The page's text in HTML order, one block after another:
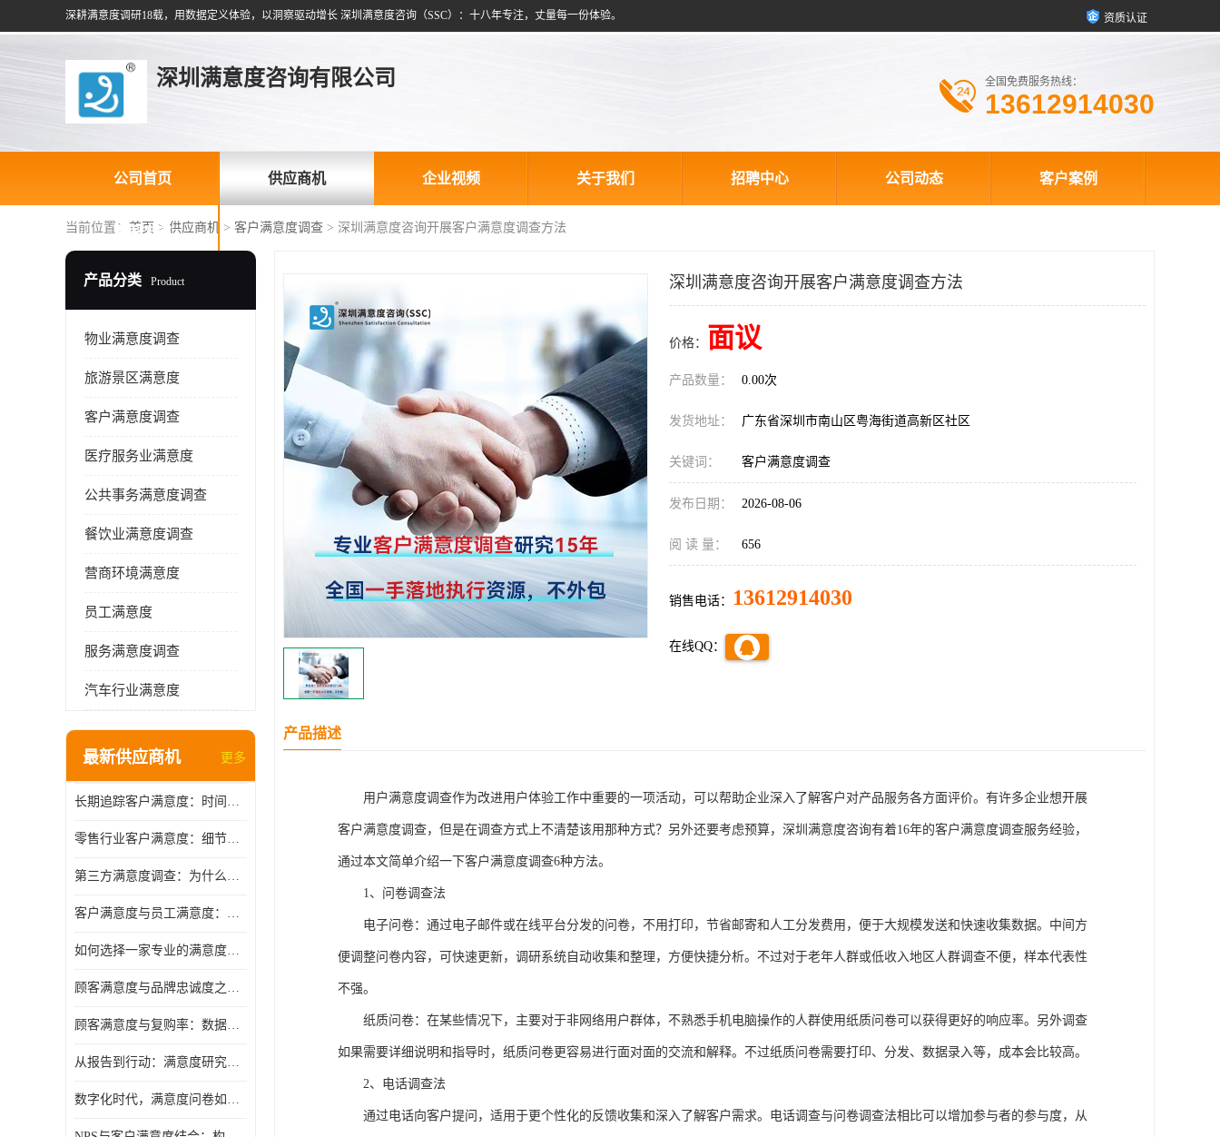
深耕满意度调研18载，用数据定义体验，以洞察驱动增长 深圳满意度咨询（SSC）：十八年专注，丈量每一份体验。 资质认证
深圳满意度咨询有限公司 全国免费服务热线：
13612914030
公司首页 供应商机 企业视频 关于我们 招聘中心 公司动态 客户案例
联系方式
当前位置： 首页 > 供应商机 > 客户满意度调查 > 深圳满意度咨询开展客户满意度调查方法
产品分类 Product
物业满意度调查
旅游景区满意度
客户满意度调查
医疗服务业满意度
公共事务满意度调查
餐饮业满意度调查
营商环境满意度
员工满意度
服务满意度调查
汽车行业满意度
最新供应商机 更多
长期追踪客户满意度：时间维度上的管理智慧
零售行业客户满意度：细节决定复购率
第三方满意度调查：为什么企业需要"外脑"视角
客户满意度与员工满意度：一枚硬币的两面
如何选择一家专业的满意度调研公司
顾客满意度与品牌忠诚度之间，隔着一层"体验管理"
顾客满意度与复购率：数据背后的商业逻辑
从报告到行动：满意度研究的落地之道
数字化时代，满意度问卷如何与时俱进
深圳满意度咨询开展客户满意度调查方法
价格： 面议
产品数量： 0.00次
发货地址： 广东省深圳市南山区粤海街道高新区社区
关键词： 客户满意度调查
发布日期： 2026-08-06
阅 读 量： 656
销售电话： 13612914030
在线QQ：
产品描述
用户满意度调查作为改进用户体验工作中重要的一项活动，可以帮助企业深入了解客户对产品服务各方面评价。有许多企业想开展
客户满意度调查，但是在调查方式上不清楚该用那种方式？另外还要考虑预算， 深圳满意度咨询有着16年的客户满意度调查服务经验，
通过本文简单介绍一下客户满意度调查6种方法。
1、问卷调查法
电子问卷：通过电子邮件或在线平台分发的问卷，不用打印，节省邮寄和人工分发费用，便于大规模发送和快速收集数据。中间方
便调整问卷内容，可快速更新，调研系统自动收集和整理，方便快捷分析。不过对于老年人群或低收入地区人群调查不便，样本代表性
不强。
纸质问卷：在某些情况下，主要对于非网络用户群体，不熟悉手机电脑操作的人群使用纸质问卷可以获得更好的响应率。另外调查
如果需要详细说明和指导时，纸质问卷更容易进行面对面的交流和解释。不过纸质问卷需要打印、分发、数据录入等，成本会比较高。
2、电话调查法
通过电话向客户提问，适用于更个性化的反馈收集和深入了解客户需求。电话调查与问卷调查法相比可以增加参与者的参与度，从